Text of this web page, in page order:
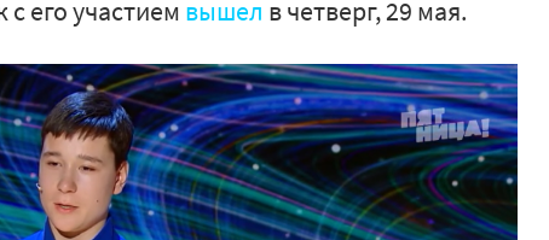
его участием вышел в четверг, 29 мая.